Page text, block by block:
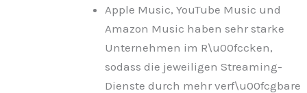
Apple Music, YouTube Music und
Amazon Music haben sehr starke
Unternehmen im R\u00fccken,
sodass die jeweiligen Streaming-
Dienste durch mehr verf\u00fcgbare